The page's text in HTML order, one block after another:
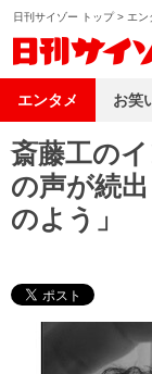
日刊サイゾー トップ> エン
斎藤工の
の声が続
のよう」
エンタメ お笑